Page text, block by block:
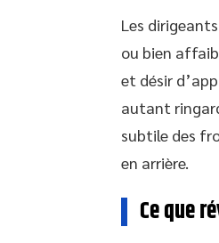
Les
ou bien
et désir
autant
subtile des
en arrière.
Ce que